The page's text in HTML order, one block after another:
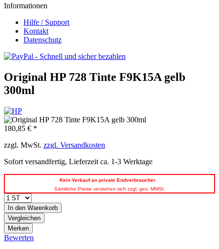
Informationen
Hilfe / Support
Kontakt
Datenschutz
Original HP 728 Tinte F9K15A gelb
300ml
180,85 € *
zzgl. MwSt. zzgl. Versandkosten
Sofort versandfertig, Lieferzeit ca. 1-3 Werktage
Kein Verkauf an private Endverbraucher.
Sämtliche Preise verstehen sich zzgl. ges. MWSt.
In den Warenkorb
Vergleichen
Merken
Bewerten